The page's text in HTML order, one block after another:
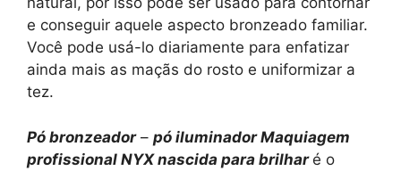
e conseguir aquele aspecto bronzeado familiar.
Você pode usá-lo diariamente para enfatizar
ainda mais as maçãs do rosto e uniformizar a
tez.
Pó bronzeador– pó iluminador Maquiagem
profissional NYX nascida para brilhar é o